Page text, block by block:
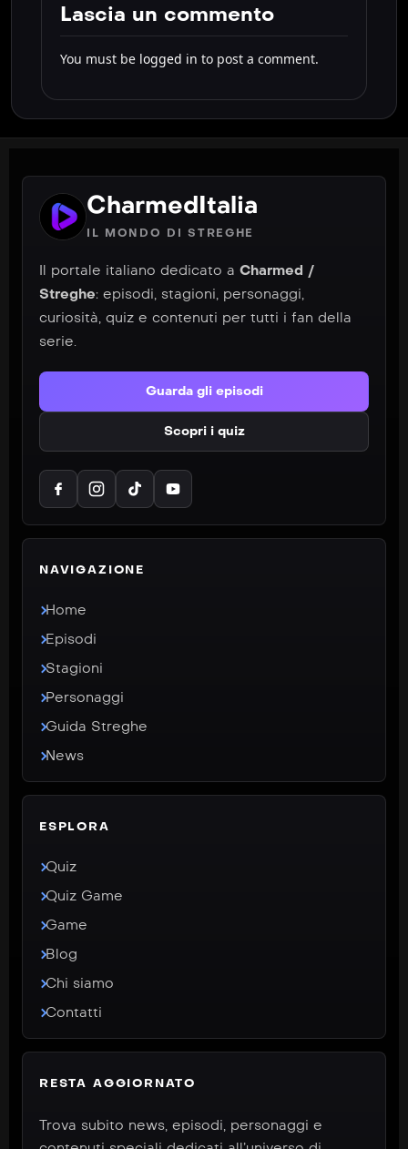
Lascia un commento
You must be logged in to post a comment.
CharmedItalia
IL MONDO DI STREGHE
Il portale italiano dedicato a Charmed /
Streghe: episodi, stagioni, personaggi,
curiosità, quiz e contenuti per tutti i fan della
serie.
Guarda gli episodi
Scopri i quiz
NAVIGAZIONE
Home
Episodi
Stagioni
Personaggi
Guida Streghe
News
ESPLORA
Quiz
Quiz Game
Game
Blog
Chi siamo
Contatti
RESTA AGGIORNATO
Trova subito news, episodi, personaggi e